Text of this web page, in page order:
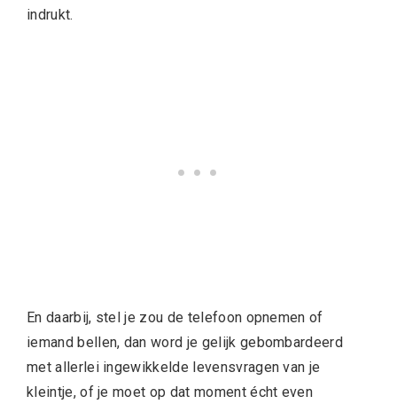
indrukt.
En daarbij, stel je zou de telefoon opnemen of
iemand bellen, dan word je gelijk gebombardeerd
met allerlei ingewikkelde levensvragen van je
kleintje, of je moet op dat moment écht even